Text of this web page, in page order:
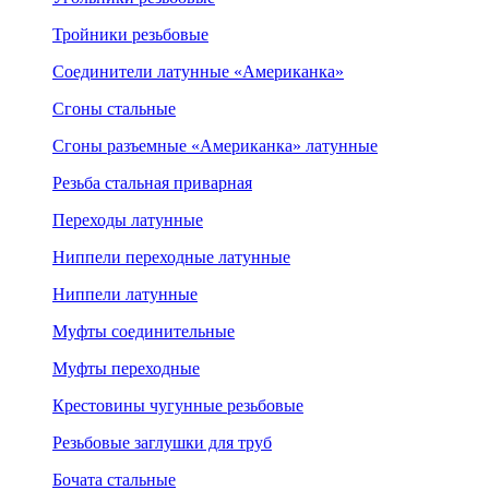
Тройники резьбовые
Соединители латунные «Американка»
Сгоны стальные
Сгоны разъемные «Американка» латунные
Резьба стальная приварная
Переходы латунные
Ниппели переходные латунные
Ниппели латунные
Муфты соединительные
Муфты переходные
Крестовины чугунные резьбовые
Резьбовые заглушки для труб
Бочата стальные